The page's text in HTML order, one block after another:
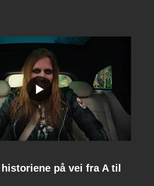
på vei fra A til